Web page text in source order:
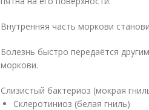
Внутренняя часть моркови
Болезнь быстро передаётся
моркови.
Слизистый бактериоз (мокрая
Склеротиниоз (белая гниль)